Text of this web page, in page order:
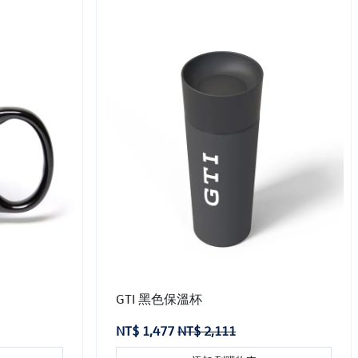
GTI 黑色保溫杯
NT$ 1,477 NT$ 2,111